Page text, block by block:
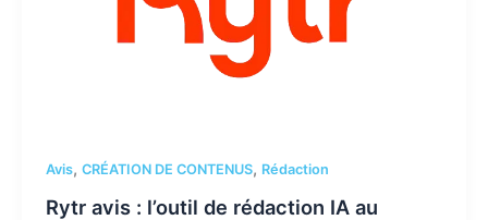
Avis, CRÉATION DE CONTENUS, Rédaction
Rytr avis : l’outil de rédaction IA au